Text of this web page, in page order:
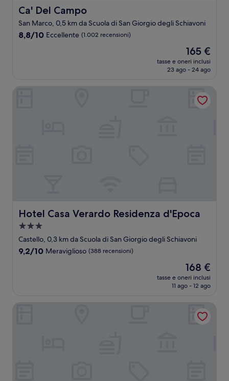
Ca' Del Campo
Ca' Del Campo
San Marco, 0,5 km da Scuola di San Giorgio degli Schiavoni
8.8
8,8/10 Eccellente (1.002 recensioni)
Il
prezzo
attuale
165 €
165 €
tasse e oneri inclusi
23 ago - 24 ago
Hotel Casa Verardo Residenza d'Epoca
Hotel Casa Verardo Residenza d'Epoca
Struttura
a
3.0
Castello, 0,3 km da Scuola di San Giorgio degli Schiavoni
9.2
9,2/10 Meraviglioso (388 recensioni)
Il
prezzo
attuale
168 €
168 €
tasse e oneri inclusi
11 ago - 12 ago